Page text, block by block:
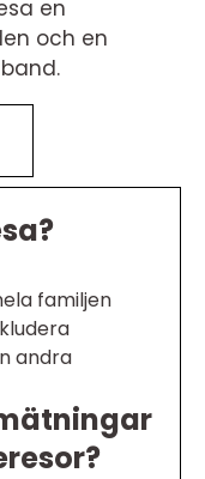
en
och en
familjen
andra